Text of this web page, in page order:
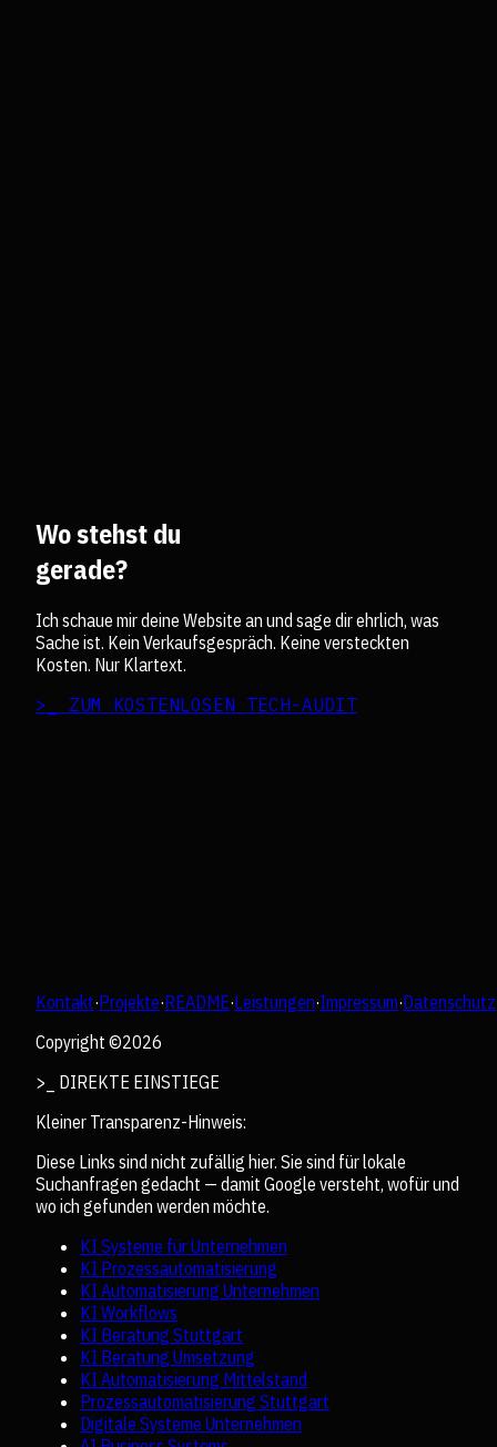
Wo stehst du
gerade?
Ich schaue mir deine Website an und sage dir ehrlich, was
Sache ist. Kein Verkaufsgespräch. Keine versteckten
Kosten. Nur Klartext.
>_ ZUM KOSTENLOSEN TECH-AUDIT
Kontakt·Projekte·README·Leistungen·Impressum·Datenschutz
Copyright ©2026
>_ DIREKTE EINSTIEGE
Kleiner Transparenz-Hinweis:
Diese Links sind nicht zufällig hier. Sie sind für lokale
Suchanfragen gedacht — damit Google versteht, wofür und
wo ich gefunden werden möchte.
KI Systeme für Unternehmen
KI Prozessautomatisierung
KI Automatisierung Unternehmen
KI Workflows
KI Beratung Stuttgart
KI Beratung Umsetzung
KI Automatisierung Mittelstand
Prozessautomatisierung Stuttgart
Digitale Systeme Unternehmen